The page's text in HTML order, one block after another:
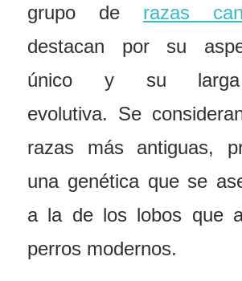
grupo de razas
destacan por su
único y su larga
evolutiva. Se
razas más antiguas,
una genética que se
a la de los lobos que
perros modernos.